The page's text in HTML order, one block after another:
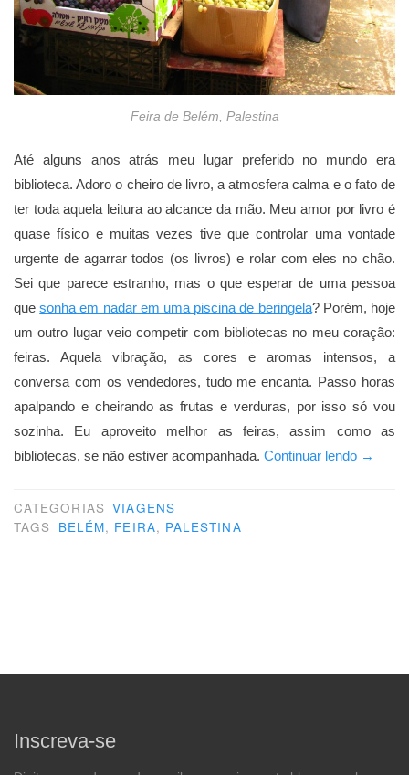
Feira de Belém, Palestina
Até alguns anos atrás meu lugar preferido no mundo era
biblioteca. Adoro o cheiro de livro, a atmosfera calma e o fato de
ter toda aquela leitura ao alcance da mão. Meu amor por livro é
quase físico e muitas vezes tive que controlar uma vontade
urgente de agarrar todos (os livros) e rolar com eles no chão.
Sei que parece estranho, mas o que esperar de uma pessoa
quesonha em nadar em uma piscina de beringela? Porém, hoje
um outro lugar veio competir com bibliotecas no meu coração:
feiras. Aquela vibração, as cores e aromas intensos, a
conversa com os vendedores, tudo me encanta. Passo horas
apalpando e cheirando as frutas e verduras, por isso só vou
sozinha. Eu aproveito melhor as feiras, assim como as
bibliotecas, se não estiver acompanhada. Continuar lendo →
CATEGORIAS VIAGENS
TAGS BELÉM, FEIRA, PALESTINA
Inscreva-se